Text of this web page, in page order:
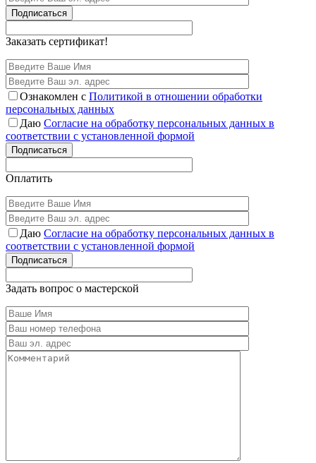
Подписаться
Заказать сертификат!
Ознакомлен с Политикой в отношении обработки
персональных данных
Даю Согласие на обработку персональных данных в
соответствии с установленной формой
Подписаться
Оплатить
Даю Согласие на обработку персональных данных в
соответствии с установленной формой
Подписаться
Задать вопрос о мастерской